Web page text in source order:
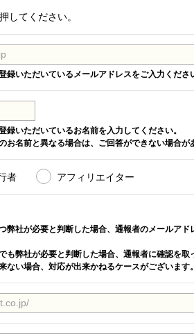
してください。
いただいているメールアドレスをご入力くださ
いただいているお名前を入力してください。
名前と異なる場合は、ご回答ができない場合が
者 アフィリエイター
弊社が必要と判断した場合、通報者のメールア
も弊社が必要と判断した場合、通報者に確認を
ない場合、対応が出来かねるケースがございます。